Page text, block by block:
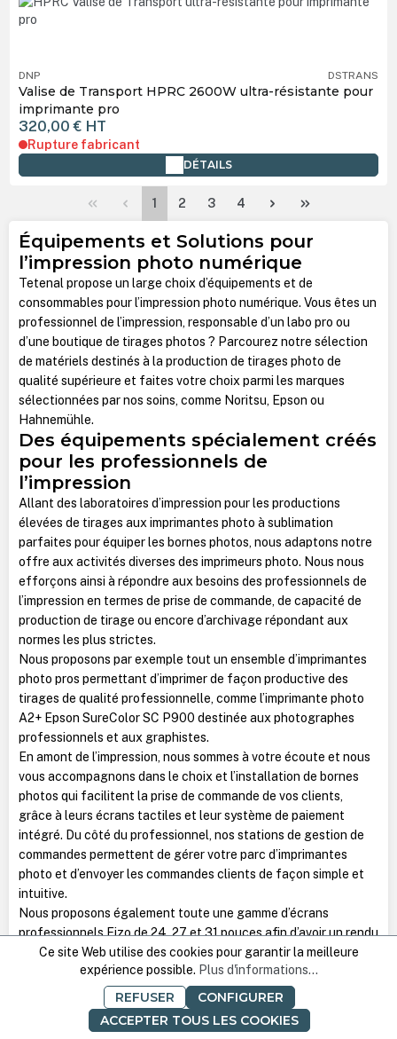
DNP DSTRANS
Valise de Transport HPRC 2600W ultra-résistante pour
imprimante pro
320,00 € HT
Rupture fabricant
DÉTAILS
Page
1 Page
2 Page
3 Page
4
Équipements et Solutions pour
l’impression photo numérique
Tetenal propose un large choix d’équipements et de
consommables pour l’impression photo numérique. Vous êtes un
professionnel de l’impression, responsable d’un labo pro ou
d’une boutique de tirages photos ? Parcourez notre sélection
de matériels destinés à la production de tirages photo de
qualité supérieure et faites votre choix parmi les marques
sélectionnées par nos soins, comme Noritsu, Epson ou
Hahnemühle.
Des équipements spécialement créés
pour les professionnels de
l’impression
Allant des laboratoires d’impression pour les productions
élevées de tirages aux imprimantes photo à sublimation
parfaites pour équiper les bornes photos, nous adaptons notre
offre aux activités diverses des imprimeurs photo. Nous nous
efforçons ainsi à répondre aux besoins des professionnels de
l’impression en termes de prise de commande, de capacité de
production de tirage ou encore d’archivage répondant aux
normes les plus strictes.
Nous proposons par exemple tout un ensemble d’imprimantes
photo pros permettant d’imprimer de façon productive des
tirages de qualité professionnelle, comme l’imprimante photo
A2+ Epson SureColor SC P900 destinée aux photographes
professionnels et aux graphistes.
En amont de l’impression, nous sommes à votre écoute et nous
vous accompagnons dans le choix et l’installation de bornes
photos qui facilitent la prise de commande de vos clients,
grâce à leurs écrans tactiles et leur système de paiement
intégré. Du côté du professionnel, nos stations de gestion de
commandes permettent de gérer votre parc d’imprimantes
photo et d’envoyer les commandes clients de façon simple et
intuitive.
Nous proposons également toute une gamme d’écrans
professionnels Eizo de 24, 27 et 31 pouces afin d’avoir un rendu
fidèle des couleurs de vos impressions. Vous trouverez d’autres
équipements périphériques pour optimiser votre flux de
production et élargir votre activité, comme des scanners photo
professionnels ou des sondes de calibration.
Des consommables spécifiquement
Ce site Web utilise des cookies pour garantir la meilleure
expérience possible. Plus d'informations...
REFUSER
CONFIGURER
ACCEPTER TOUS LES COOKIES